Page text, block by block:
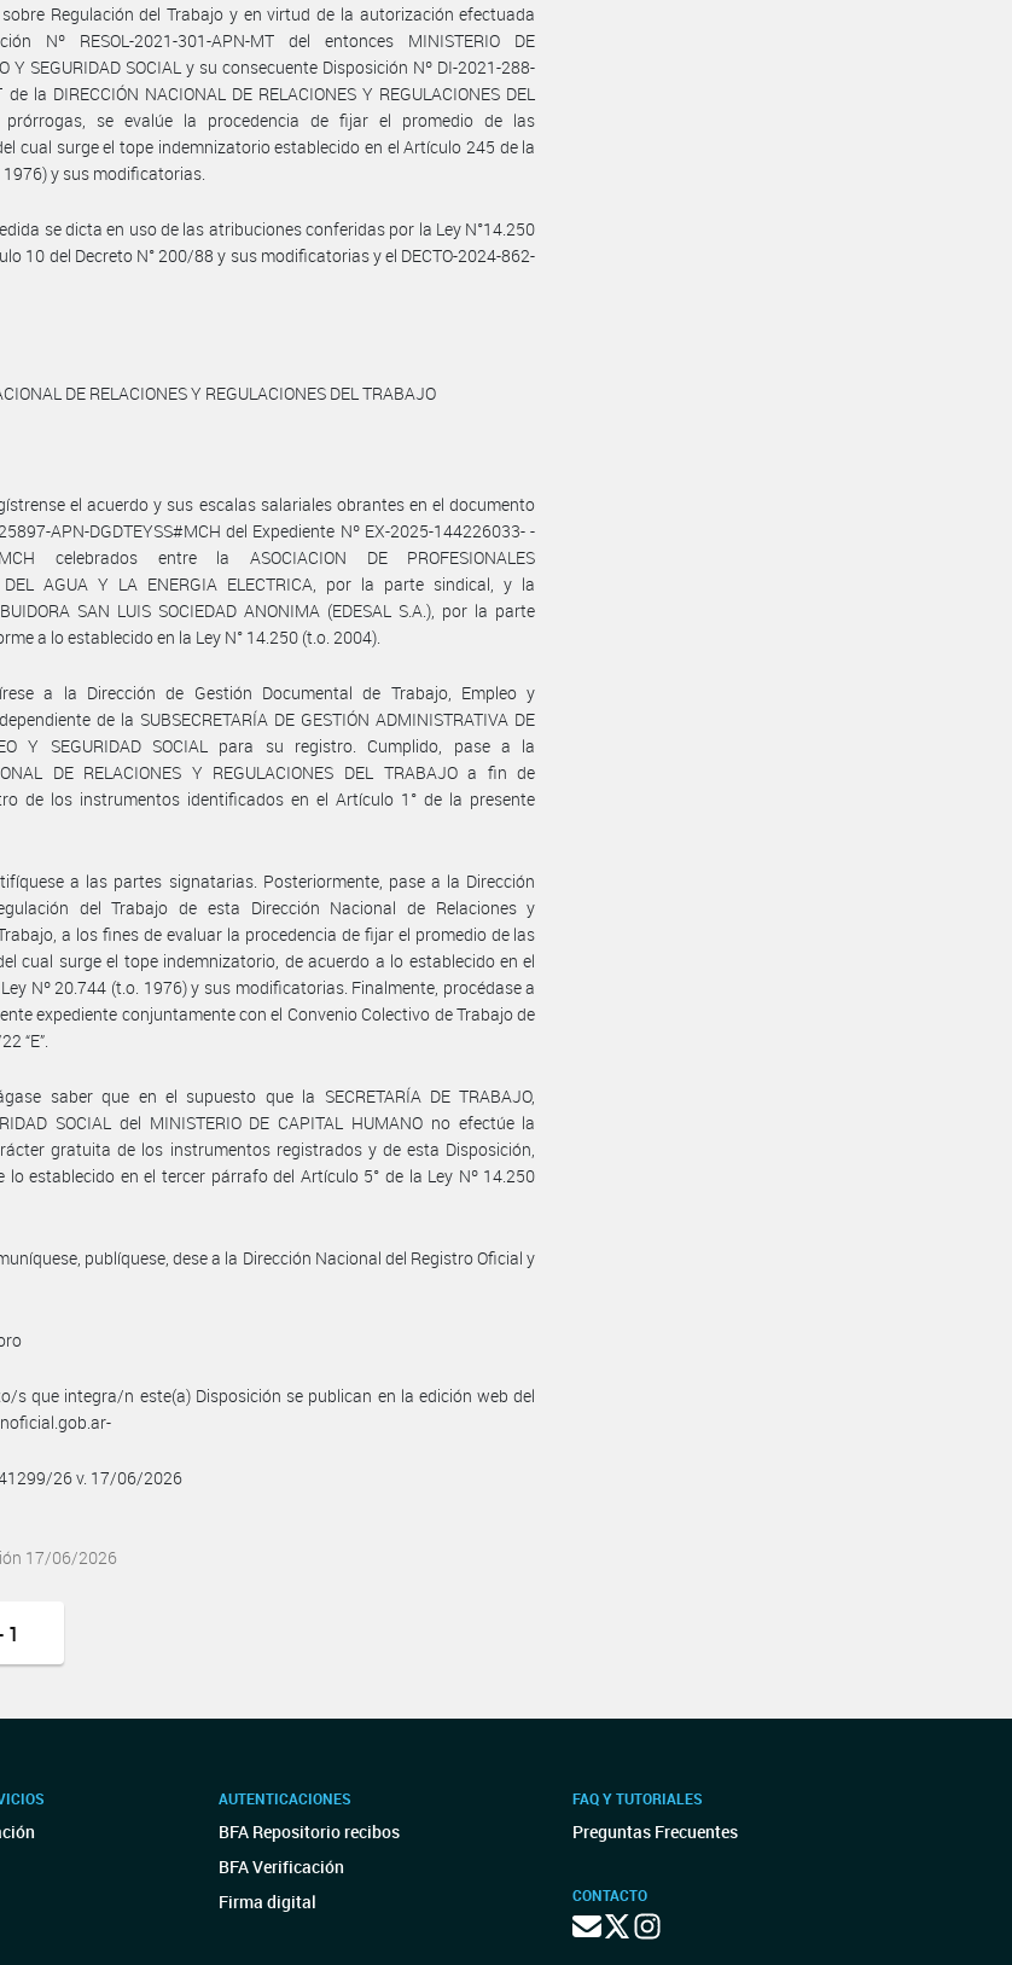
sobre Regulación del Trabajo y en virtud de la autorización efectuada
Nº RESOL-2021-301-APN-MT del entonces MINISTERIO DE
Y SEGURIDAD SOCIAL y su consecuente Disposición Nº DI-2021-288-
la DIRECCIÓN NACIONAL DE RELACIONES Y REGULACIONES DEL
prórrogas, se evalúe la procedencia de fijar el promedio de las
cual surge el tope indemnizatorio establecido en el Artículo 245 de la
1976) y sus modificatorias.
se dicta en uso de las atribuciones conferidas por la Ley N°14.250
10 del Decreto N° 200/88 y sus modificatorias y el DECTO-2024-862-
DE RELACIONES Y REGULACIONES DEL TRABAJO
el acuerdo y sus escalas salariales obrantes en el documento
APN-DGDTEYSS#MCH del Expediente Nº EX-2025-144226033- -
celebrados entre la ASOCIACION DE PROFESIONALES
DEL AGUA Y LA ENERGIA ELECTRICA, por la parte sindical, y la
SAN LUIS SOCIEDAD ANONIMA (EDESAL S.A.), por la parte
a lo establecido en la Ley N° 14.250 (t.o. 2004).
a la Dirección de Gestión Documental de Trabajo, Empleo y
de la SUBSECRETARÍA DE GESTIÓN ADMINISTRATIVA DE
Y SEGURIDAD SOCIAL para su registro. Cumplido, pase a la
DE RELACIONES Y REGULACIONES DEL TRABAJO a fin de
de los instrumentos identificados en el Artículo 1° de la presente
a las partes signatarias. Posteriormente, pase a la Dirección
del Trabajo de esta Dirección Nacional de Relaciones y
a los fines de evaluar la procedencia de fijar el promedio de las
cual surge el tope indemnizatorio, de acuerdo a lo establecido en el
Nº 20.744 (t.o. 1976) y sus modificatorias. Finalmente, procédase a
expediente conjuntamente con el Convenio Colectivo de Trabajo de
“E”.
saber que en el supuesto que la SECRETARÍA DE TRABAJO,
SOCIAL del MINISTERIO DE CAPITAL HUMANO no efectúe la
gratuita de los instrumentos registrados y de esta Disposición,
lo establecido en el tercer párrafo del Artículo 5° de la Ley Nº 14.250
publíquese, dese a la Dirección Nacional del Registro Oficial y
s que integra/n este(a) Disposición se publican en la edición web del
26 v. 17/06/2026
17/06/2026
1
AUTENTICACIONES
BFA Repositorio recibos
BFA Verificación
Firma digital
FAQ Y TUTORIALES
Preguntas Frecuentes
CONTACTO